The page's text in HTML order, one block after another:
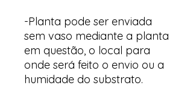
-Planta pode ser enviada
sem vaso mediante a planta
em questão, o local para
onde será feito o envio ou a
humidade do substrato.